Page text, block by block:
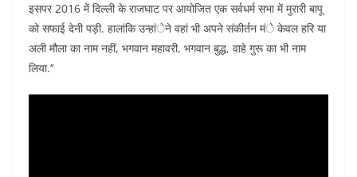
इसपर 2016 में दिल्ली के राजघाट पर आयोजित एक सर्वधर्म सभा में मुरारी बापू
को सफाई देनी पड़ी. हालांकि उन्हांेने वहां भी अपने संकीर्तन मंे केवल हरि या
अली मौला का नाम नहीं, भगवान महावरी, भगवान बुद्ध, वाहे गुरू का भी नाम
लिया.‘‘